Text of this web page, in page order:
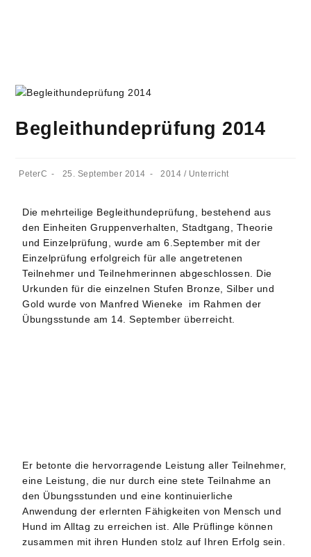
Begleithundeprüfung 2014
PeterC 25. September 2014 2014 / Unterricht
Die mehrteilige Begleithundeprüfung, bestehend aus
den Einheiten Gruppenverhalten, Stadtgang, Theorie
und Einzelprüfung, wurde am 6.September mit der
Einzelprüfung erfolgreich für alle angetretenen
Teilnehmer und Teilnehmerinnen abgeschlossen. Die
Urkunden für die einzelnen Stufen Bronze, Silber und
Gold wurde von Manfred Wieneke im Rahmen der
Übungsstunde am 14. September überreicht.
Er betonte die hervorragende Leistung aller Teilnehmer,
eine Leistung, die nur durch eine stete Teilnahme an
den Übungsstunden und eine kontinuierliche
Anwendung der erlernten Fähigkeiten von Mensch und
Hund im Alltag zu erreichen ist. Alle Prüflinge können
zusammen mit ihren Hunden stolz auf Ihren Erfolg sein.